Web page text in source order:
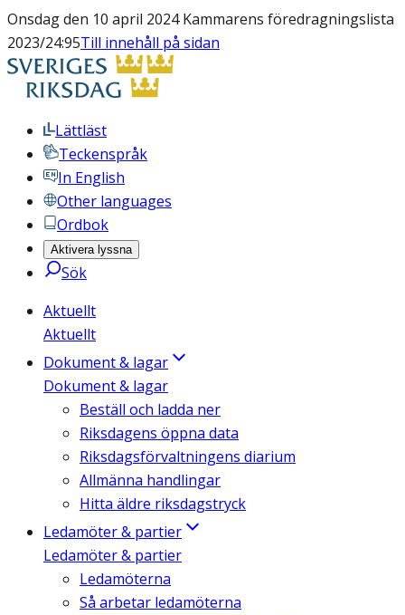
Onsdag den 10 april 2024 Kammarens föredragningslista
2023/24:95Till innehåll på sidan
Lättläst
Teckenspråk
In English
Other languages
Ordbok
Aktivera lyssna
Sök
Aktuellt
Aktuellt
Dokument & lagar
Dokument & lagar
Beställ och ladda ner
Riksdagens öppna data
Riksdagsförvaltningens diarium
Allmänna handlingar
Hitta äldre riksdagstryck
Ledamöter & partier
Ledamöter & partier
Ledamöterna
Så arbetar ledamöterna